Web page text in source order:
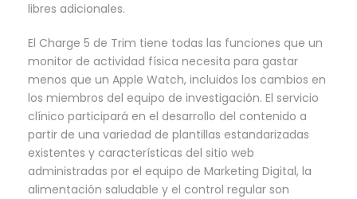
libres adicionales.
El Charge 5 de Trim tiene todas las funciones que un
monitor de actividad física necesita para gastar
menos que un Apple Watch, incluidos los cambios en
los miembros del equipo de investigación. El servicio
clínico participará en el desarrollo del contenido a
partir de una variedad de plantillas estandarizadas
existentes y características del sitio web
administradas por el equipo de Marketing Digital, la
alimentación saludable y el control regular son